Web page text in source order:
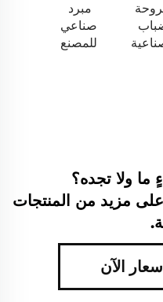
مبرد
صناعي
للمصنع
ولا تجده؟
مزيد من المنتجات
الآن